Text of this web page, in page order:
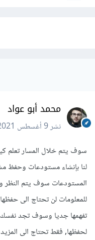
محمد أبو عواد
نشر9 أغسطس 2021
لنا بإنشاء مستودعات وحفظ
المستودعات سوف يتم النظر
للمعلومات لن تحتاج الى
تفهمها جديا وسوف تجد
لحفظها, فقط تحتاج الى